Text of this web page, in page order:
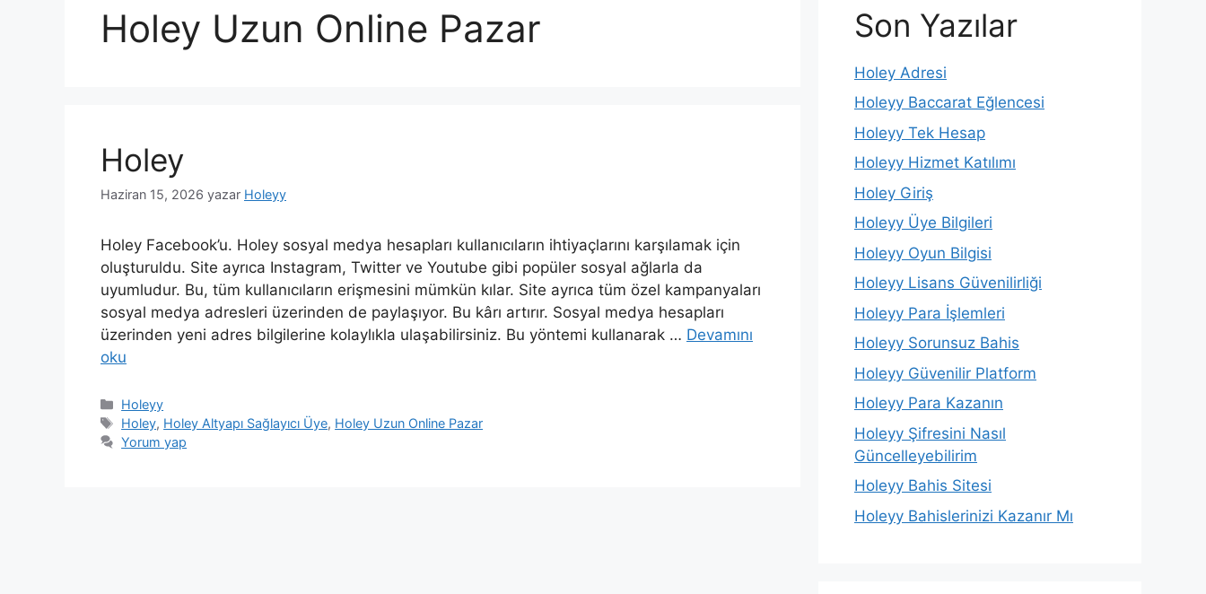
Holey Uzun Online Pazar
Holey
Haziran 15, 2026 yazar Holeyy
Holey Facebook’u. Holey sosyal medya hesapları kullanıcıların ihtiyaçlarını karşılamak için
oluşturuldu. Site ayrıca Instagram, Twitter ve Youtube gibi popüler sosyal ağlarla da
uyumludur. Bu, tüm kullanıcıların erişmesini mümkün kılar. Site ayrıca tüm özel kampanyaları
sosyal medya adresleri üzerinden de paylaşıyor. Bu kârı artırır. Sosyal medya hesapları
üzerinden yeni adres bilgilerine kolaylıkla ulaşabilirsiniz. Bu yöntemi kullanarak … Devamını
oku
Kategoriler
Holeyy
Etiketler
Holey, Holey Altyapı Sağlayıcı Üye, Holey Uzun Online Pazar
Yorum yap
Son Yazılar
Holey Adresi
Holeyy Baccarat Eğlencesi
Holeyy Tek Hesap
Holeyy Hizmet Katılımı
Holey Giriş
Holeyy Üye Bilgileri
Holeyy Oyun Bilgisi
Holeyy Lisans Güvenilirliği
Holeyy Para İşlemleri
Holeyy Sorunsuz Bahis
Holeyy Güvenilir Platform
Holeyy Para Kazanın
Holeyy Şifresini Nasıl
Güncelleyebilirim
Holeyy Bahis Sitesi
Holeyy Bahislerinizi Kazanır Mı